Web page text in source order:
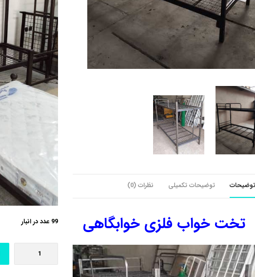
99 عدد در انبار
توضیحات توضیحات تکمیلی نظرات (0)
تخت خواب فلزی خوابگاهی